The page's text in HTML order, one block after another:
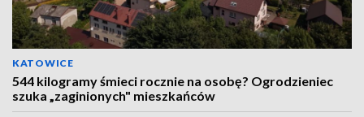
KATOWICE
544 kilogramy śmieci rocznie na osobę? Ogrodzieniec
szuka „zaginionych" mieszkańców